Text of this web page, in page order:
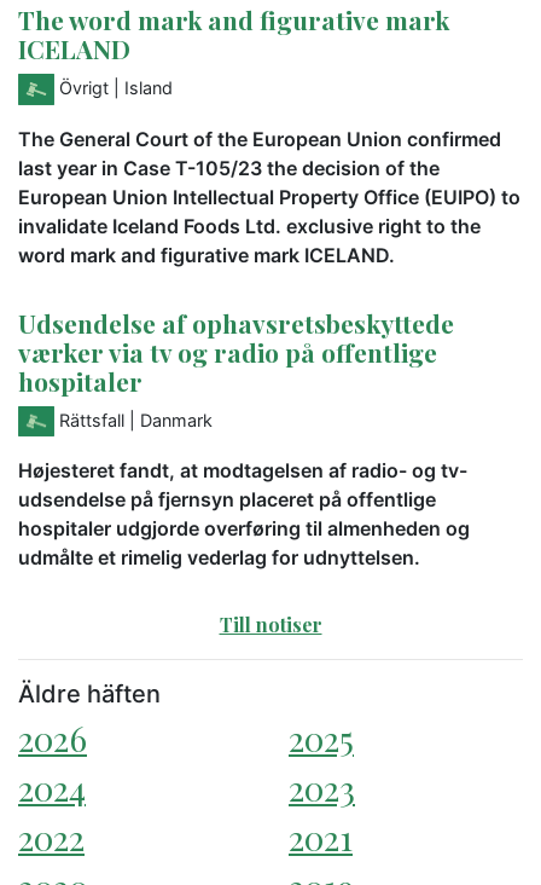
The word mark and figurative mark
ICELAND
Övrigt | Island
The General Court of the European Union confirmed
last year in Case T-105/23 the decision of the
European Union Intellectual Property Office (EUIPO) to
invalidate Iceland Foods Ltd. exclusive right to the
word mark and figurative mark ICELAND.
Udsendelse af ophavsretsbeskyttede
værker via tv og radio på offentlige
hospitaler
Rättsfall | Danmark
Højesteret fandt, at modtagelsen af radio- og tv-
udsendelse på fjernsyn placeret på offentlige
hospitaler udgjorde overføring til almenheden og
udmålte et rimelig vederlag for udnyttelsen.
Till notiser
Äldre häften
2026
2025
2024
2023
2022
2021